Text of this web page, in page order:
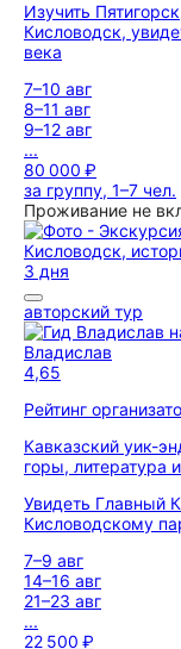
Изучить
Кисловодск,
века
7–10 авг
8–11 авг
9–12 авг
...
80 000 ₽
за группу, 1–7 чел.
Проживание не
3 дня
авторский тур
Владислав
4,65
Рейтинг
Кавказский уик-
горы, литература
Увидеть Главный
Кисловодскому
7–9 авг
14–16 авг
21–23 авг
...
22 500 ₽